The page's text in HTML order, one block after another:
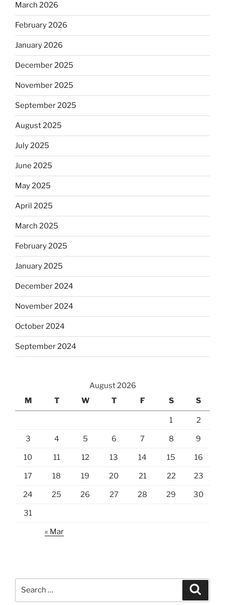
March 2026
February 2026
January 2026
December 2025
November 2025
September 2025
August 2025
July 2025
June 2025
May 2025
April 2025
March 2025
February 2025
January 2025
December 2024
November 2024
October 2024
September 2024
August 2026
M
T W T F S S
1 2
3 4 5 6 7 8 9
10 11 12 13 14 15 16
17 18 19 20 21 22 23
24 25 26 27 28 29 30
31
« Mar